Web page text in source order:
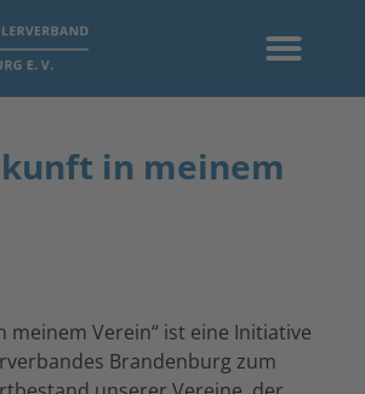
in meinem
meinem Verein“ ist eine Initiative
Brandenburg zum